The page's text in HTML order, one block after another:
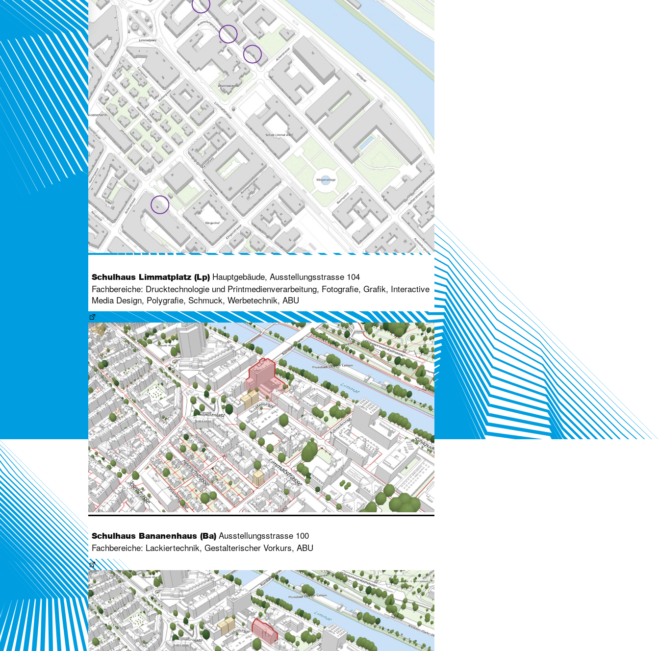
Schulhaus Limmatplatz (Lp)Hauptgebäude, Ausstellungsstrasse 104
Fachbereiche: Drucktechnologie und Printmedienverarbeitung, Fotografie, Grafik, Interactive
Media Design, Polygrafie, Schmuck, Werbetechnik, ABU
Schulhaus Bananenhaus (Ba)Ausstellungsstrasse 100
Fachbereiche: Lackiertechnik, Gestalterischer Vorkurs, ABU